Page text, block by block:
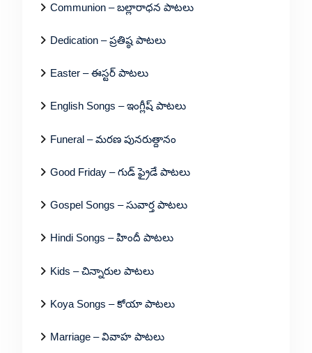
Communion – బల్లారాధన పాటలు
Dedication – ప్రతిష్ఠ పాటలు
Easter – ఈస్టర్ పాటలు
English Songs – ఇంగ్లీష్ పాటలు
Funeral – మరణ పునరుత్దానం
Good Friday – గుడ్ ఫ్రైడే పాటలు
Gospel Songs – సువార్త పాటలు
Hindi Songs – హిందీ పాటలు
Kids – చిన్నారుల పాటలు
Koya Songs – కోయా పాటలు
Marriage – వివాహ పాటలు